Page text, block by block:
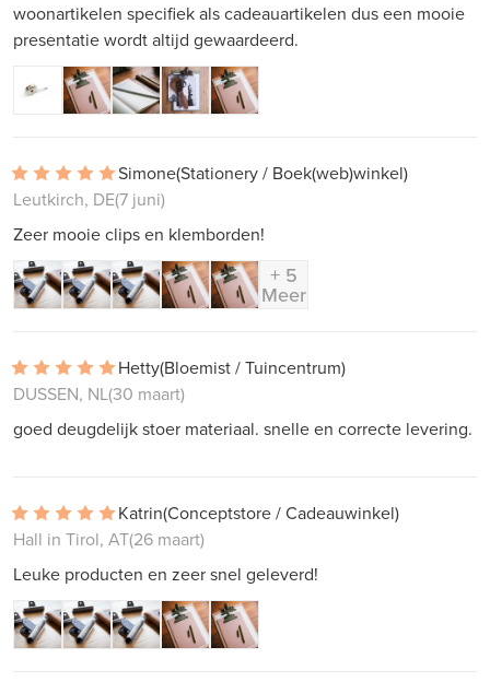
woonartikelen specifiek als cadeauartikelen dus een mooie
presentatie wordt altijd gewaardeerd.
Simone(Stationery / Boek(web)winkel)
Leutkirch, DE(7 juni)
Zeer mooie clips en klemborden!
+ 5
Meer
Hetty(Bloemist / Tuincentrum)
DUSSEN, NL(30 maart)
goed deugdelijk stoer materiaal. snelle en correcte levering.
Katrin(Conceptstore / Cadeauwinkel)
Hall in Tirol, AT(26 maart)
Leuke producten en zeer snel geleverd!